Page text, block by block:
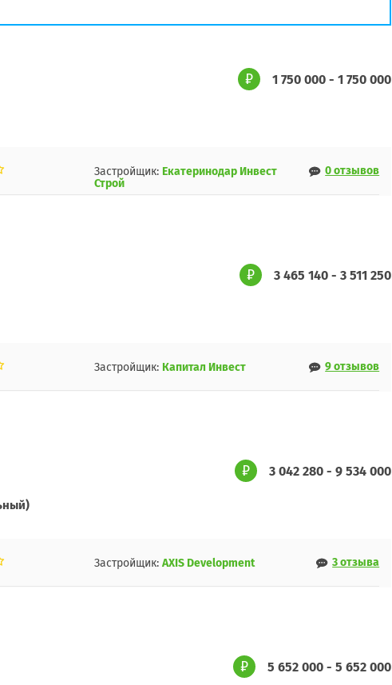
1 750 000 - 1 750 000
Застройщик: Екатеринодар Инвест
Строй
0 отзывов
3 465 140 - 3 511 250
Застройщик: Капитал Инвест 9 отзывов
3 042 280 - 9 534 000
Застройщик:AXIS Development 3 отзыва
5 652 000 - 5 652 000